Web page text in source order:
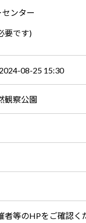
ンター
要です)
08-25 15:30
観察公園
者等のHPをご確認く